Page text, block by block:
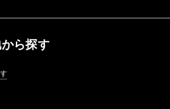
ら探す